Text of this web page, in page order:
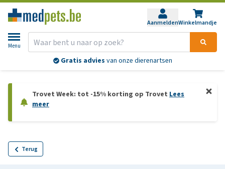
AanmeldenWinkelmandje
Menu
Gratis advies van onze dierenartsen
Trovet Week: tot -15% korting op Trovet Lees
meer
Terug